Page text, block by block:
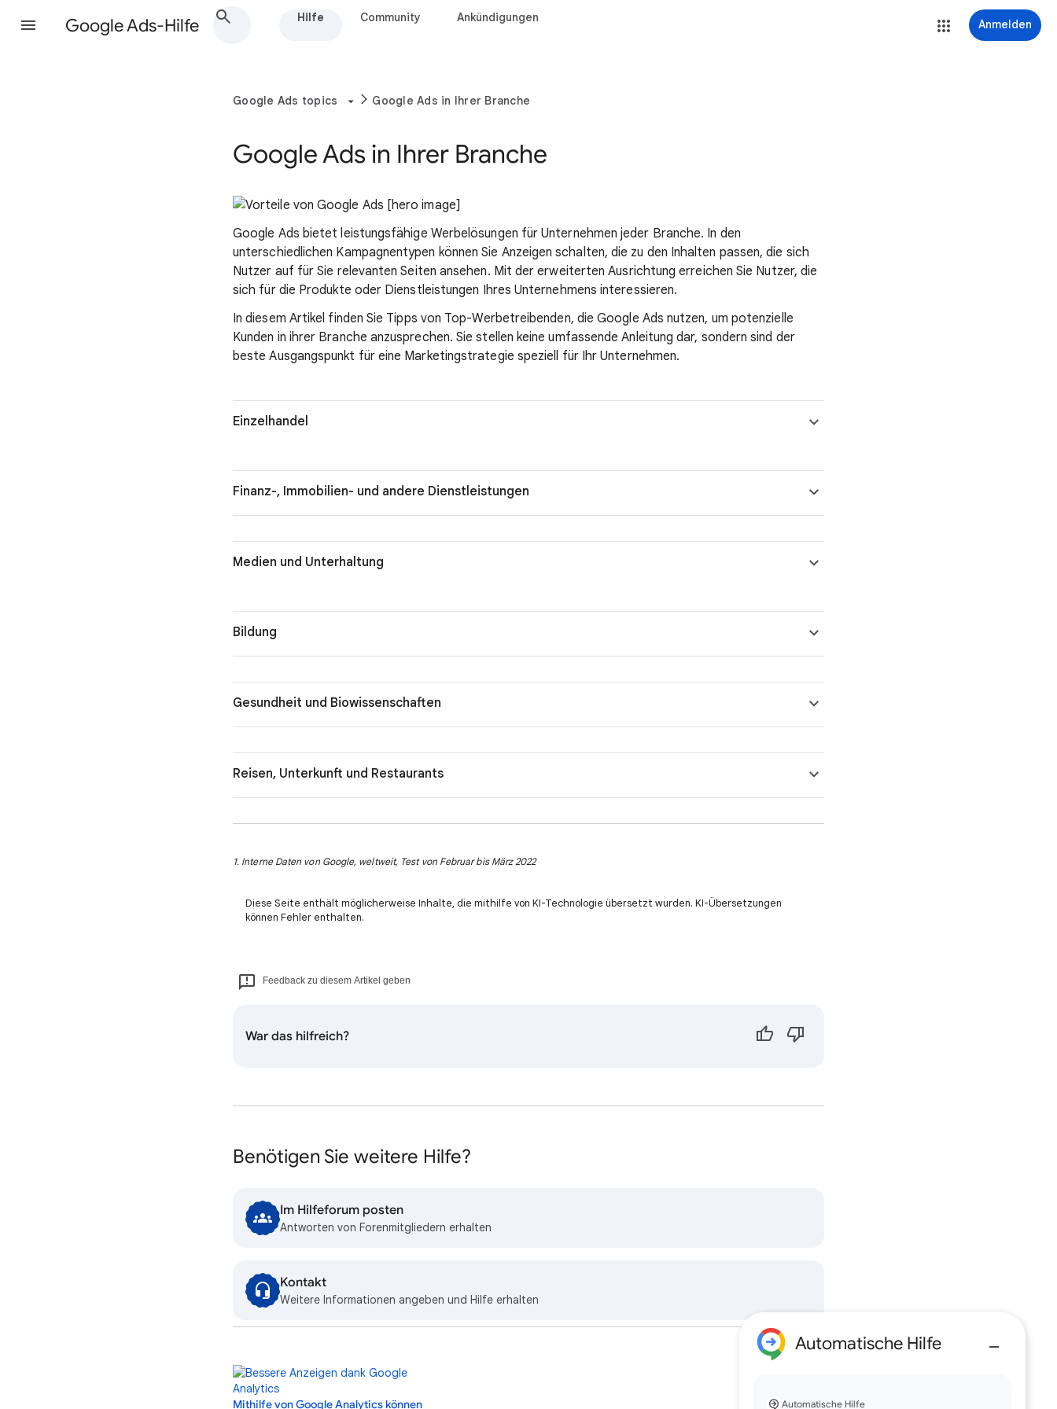
Google Ads-Hilfe Hilfe Community Ankündigungen Anmelden
Google Ads topics Google Ads in Ihrer Branche
Google Ads in Ihrer Branche
Google Ads bietet leistungsfähige Werbelösungen für Unternehmen jeder Branche. In den
unterschiedlichen Kampagnentypen können Sie Anzeigen schalten, die zu den Inhalten passen, die sich
Nutzer auf für Sie relevanten Seiten ansehen. Mit der erweiterten Ausrichtung erreichen Sie Nutzer, die
sich für die Produkte oder Dienstleistungen Ihres Unternehmens interessieren.
In diesem Artikel finden Sie Tipps von Top-Werbetreibenden, die Google Ads nutzen, um potenzielle
Kunden in ihrer Branche anzusprechen. Sie stellen keine umfassende Anleitung dar, sondern sind der
beste Ausgangspunkt für eine Marketingstrategie speziell für Ihr Unternehmen.
Einzelhandel
Finanz-, Immobilien- und andere Dienstleistungen
Medien und Unterhaltung
Bildung
Gesundheit und Biowissenschaften
Reisen, Unterkunft und Restaurants
1. Interne Daten von Google, weltweit, Test von Februar bis März 2022
Diese Seite enthält möglicherweise Inhalte, die mithilfe von KI-Technologie übersetzt wurden. KI-Übersetzungen
können Fehler enthalten.
Feedback zu diesem Artikel geben
War das hilfreich?
Benötigen Sie weitere Hilfe?
Im Hilfeforum posten
Antworten von Forenmitgliedern erhalten
Kontakt
Weitere Informationen angeben und Hilfe erhalten
Mithilfe von Google Analytics können
Automatische Hilfe
Automatische Hilfe